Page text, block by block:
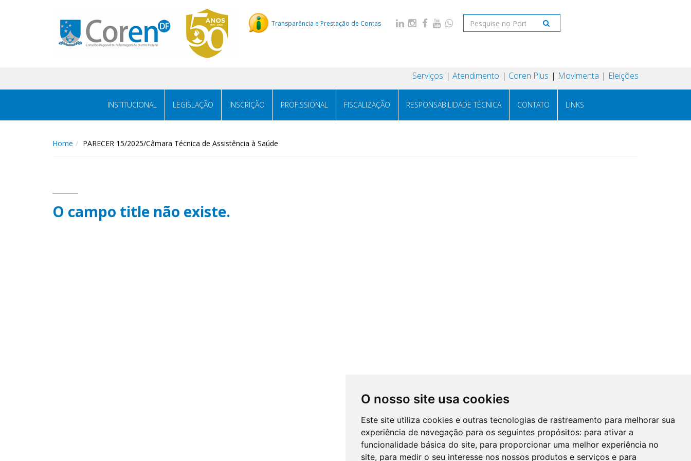
O nosso site usa cookies
Este site utiliza cookies e outras tecnologias de rastreamento para melhorar sua
experiência de navegação para os seguintes propósitos: para ativar a
funcionalidade básica do site, para proporcionar uma melhor experiência no
site, para medir o seu interesse nos nossos produtos e serviços e para
Transparência e Prestação de Contas
Serviços Atendimento Coren Plus Movimenta Eleições
INSTITUCIONAL LEGISLAÇÃO INSCRIÇÃO PROFISSIONAL FISCALIZAÇÃO RESPONSABILIDADE TÉCNICA CONTATO LINKS
Home PARECER 15/2025/Câmara Técnica de Assistência à Saúde
O campo title não existe.